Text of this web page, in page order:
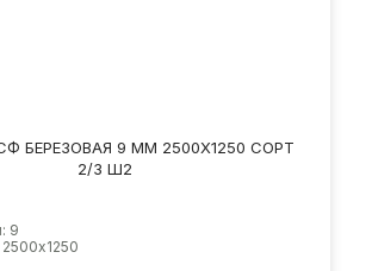
БЕРЕЗОВАЯ 9 ММ 2500Х1250 СОРТ
2/3 Ш2
9